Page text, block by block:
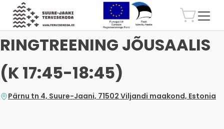
RINGTREENING JÕUSAALIS
(K 17:45-18:45)
Pärnu tn 4, Suure-Jaani, 71502 Viljandi maakond, Estonia